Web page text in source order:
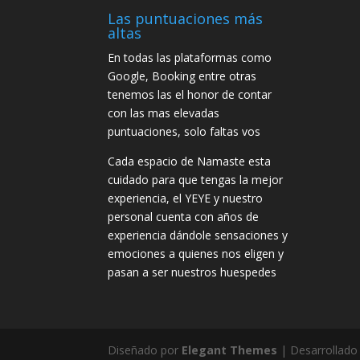
Las puntuaciones más
altas
En todas las plataformas como
Google, Booking entre otras
tenemos las el honor de contar
con las mas elevadas
puntuaciones, solo faltas vos
Cada espacio de Namaste esta
cuidado para que tengas la mejor
experiencia, el YEYE y nuestro
personal cuenta con años de
experiencia dándole sensaciones y
emociones a quienes nos eligen y
pasan a ser nuestros huespedes
Diseñado por Elegant Themes |